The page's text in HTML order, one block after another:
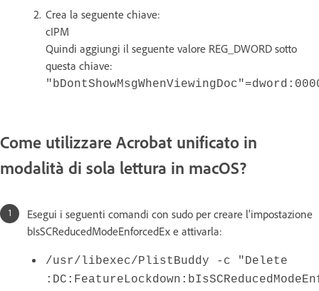
Crea la seguente chiave:
cIPM
Quindi aggiungi il seguente valore REG_DWORD sotto
questa chiave:
Come utilizzare Acrobat unificato in
modalità di sola lettura in macOS?
Esegui i seguenti comandi con sudo per creare l'impostazione
bIsSCReducedModeEnforcedEx e attivarla:
/usr/libexec/PlistBuddy -c "Delete